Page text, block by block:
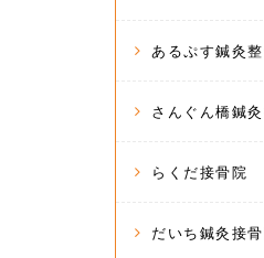
あるぷす鍼灸
さんぐん橋鍼
らくだ接骨院
だいち鍼灸接